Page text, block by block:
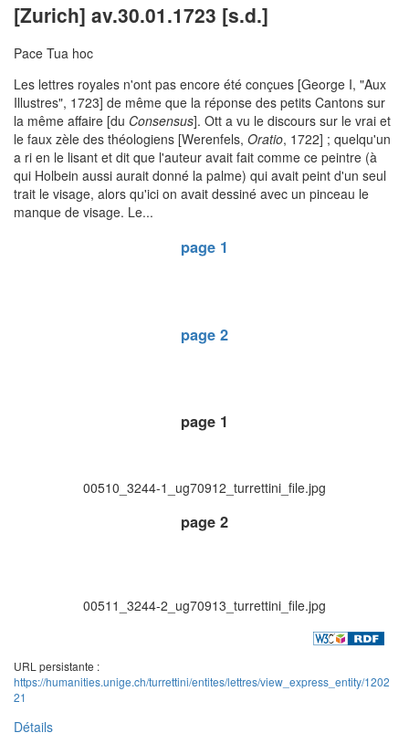
[Zurich] av.30.01.1723 [s.d.]
Pace Tua hoc
Les lettres royales n'ont pas encore été conçues [George I, "Aux
Illustres", 1723] de même que la réponse des petits Cantons sur
la même affaire [du Consensus]. Ott a vu le discours sur le vrai et
le faux zèle des théologiens [Werenfels, Oratio, 1722] ; quelqu'un
a ri en le lisant et dit que l'auteur avait fait comme ce peintre (à
qui Holbein aussi aurait donné la palme) qui avait peint d'un seul
trait le visage, alors qu'ici on avait dessiné avec un pinceau le
manque de visage. Le...
page 1
page 2
page 1
00510_3244-1_ug70912_turrettini_file.jpg
page 2
00511_3244-2_ug70913_turrettini_file.jpg
URL persistante :
https://humanities.unige.ch/turrettini/entites/lettres/view_express_entity/1202
21
Détails